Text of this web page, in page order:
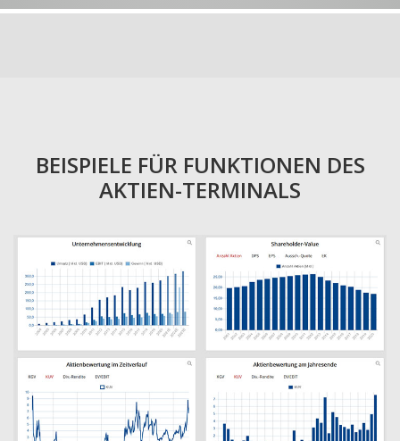
BEISPIELE FÜR FUNKTIONEN DES
AKTIEN-TERMINALS